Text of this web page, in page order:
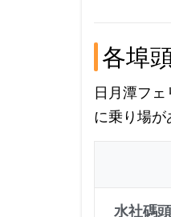
各埠
日月潭フ
に乗り場が
水社碼頭